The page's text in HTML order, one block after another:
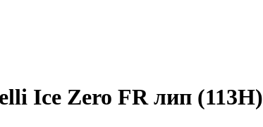
Ice Zero FR лип (113H)